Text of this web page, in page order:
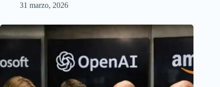
31 marzo, 2026